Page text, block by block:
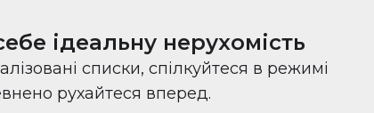
ідеальну нерухомість
списки, спілкуйтеся в режимі
рухайтеся вперед.